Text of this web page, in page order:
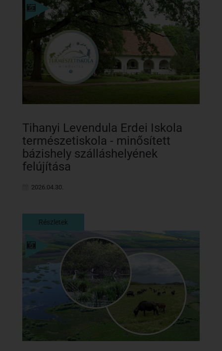
Részletek
Tihanyi Levendula Erdei Iskola
természetiskola - minősített
bázishely szálláshelyének
felújítása
2026.04.30.
Részletek
Részletek